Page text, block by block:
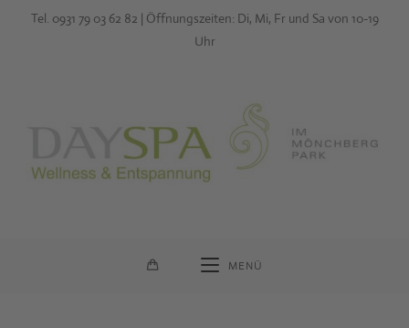
Tel. 0931 79 03 62 82 | Öffnungszeiten: Di, Mi, Fr und Sa von 10-19
Uhr
MENÜ